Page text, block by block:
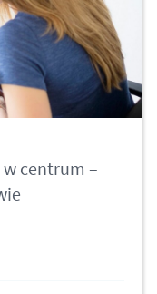
w centrum –